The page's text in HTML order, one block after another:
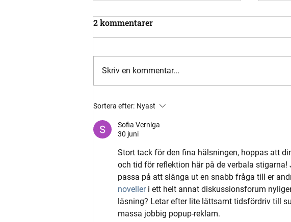
Varför är det så mycket ägg
och harar till påsk?
2 kommentarer
Skriv en kommentar...
Sortera efter: Nyast
Sofia Verniga
30 juni
Stort tack för den fina hälsningen, hoppas att
och tid för reflektion här på de verbala
passa på att slänga ut en snabb fråga till er
noveller i ett helt annat diskussionsforum
läsning? Letar efter lite lättsamt tidsfördriv till
massa jobbig popup-reklam.